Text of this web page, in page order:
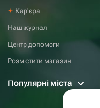
Карʼєра
Наш журнал
Центр допомоги
Розмістити магазин
Популярні міста